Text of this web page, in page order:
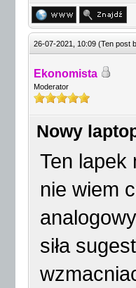
26-07-2021, 10:09 (Ten post
Ekonomista
Moderator
Nowy
Ten lapek
nie wiem
siła